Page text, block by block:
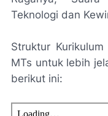
Teknologi dan
Struktur
MTs untuk lebih
berikut ini: